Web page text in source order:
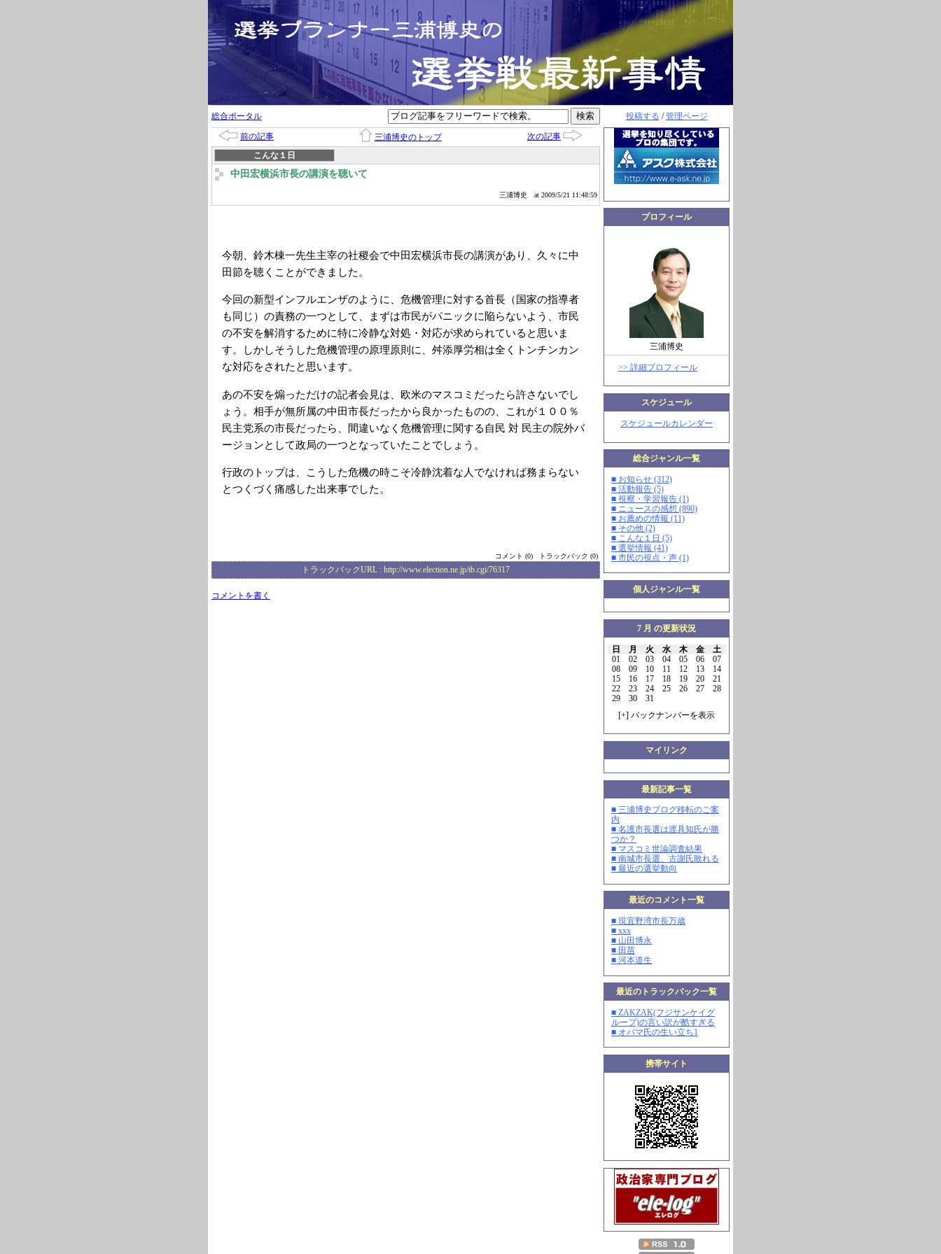
投稿する /管理ページ
プロフィール
三浦博史
>> 詳細プロフィール
スケジュール
スケジュールカレンダー
総合ジャンル一覧
■ お知らせ (312)
■ 活動報告 (5)
■ 視察・学習報告 (1)
■ ニュースの感想 (890)
■ お薦めの情報 (11)
■ その他 (2)
■ こんな１日 (5)
■ 選挙情報 (41)
■ 市民の視点・声 (1)
個人ジャンル一覧
7 月 の更新状況
日 月 火 水 木 金
土
01
02 03 04 05 06
07
08
09 10 11 12 13
14
15
16 17 18 19 20
21
22
23 24 25 26 27
28
29
30
31
[+] バックナンバーを表示
マイリンク
最新記事一覧
■ 三浦博史ブログ移転のご案
内
■ 名護市長選は渡具知氏が勝
つか？
■ マスコミ世論調査結果
■ 南城市長選、古謝氏敗れる
■ 最近の選挙動向
最近のコメント一覧
■ 現宜野湾市長万歳
■ xxx
■ 山田博永
■ 田苗
■ 河本道生
最近のトラックバック一覧
■ ZAKZAK(フジサンケイグ
ループ)の言い訳が酷すぎる
■ オバマ氏の生い立ち1
携帯サイト
総合ポータル
前の記事 三浦博史のトップ
次の記事
こんな１日
中田宏横浜市長の講演を聴いて
三浦博史 at 2009/5/21 11:48:59
今朝、鈴木棟一先生主宰の社稷会で中田宏横浜市長の講演があり、久々に中
田節を聴くことができました。
今回の新型インフルエンザのように、危機管理に対する首長（国家の指導者
も同じ）の責務の一つとして、まずは市民がパニックに陥らないよう、市民
の不安を解消するために特に冷静な対処・対応が求められていると思いま
す。しかしそうした危機管理の原理原則に、舛添厚労相は全くトンチンカン
な対応をされたと思います。
あの不安を煽っただけの記者会見は、欧米のマスコミだったら許さないでし
ょう。相手が無所属の中田市長だったから良かったものの、これが１００％
民主党系の市長だったら、間違いなく危機管理に関する自民 対 民主の院外バ
ージョンとして政局の一つとなっていたことでしょう。
行政のトップは、こうした危機の時こそ冷静沈着な人でなければ務まらない
とつくづく痛感した出来事でした。
コメント (0) トラックバック (0)
トラックバックURL : http://www.election.ne.jp/tb.cgi/76317
コメントを書く